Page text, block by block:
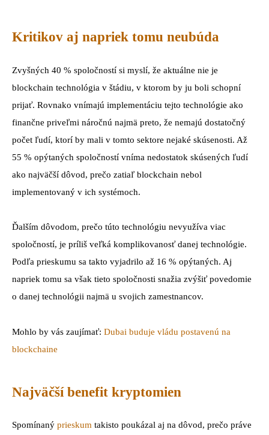
Kritikov aj napriek tomu neubúda
Zvyšných 40 % spoločností si myslí, že aktuálne nie je
blockchain technológia v štádiu, v ktorom by ju boli schopní
prijať. Rovnako vnímajú implementáciu tejto technológie ako
finančne priveľmi náročnú najmä preto, že nemajú dostatočný
počet ľudí, ktorí by mali v tomto sektore nejaké skúsenosti. Až
55 % opýtaných spoločností vníma nedostatok skúsených ľudí
ako najväčší dôvod, prečo zatiaľ blockchain nebol
implementovaný v ich systémoch.
Ďalším dôvodom, prečo túto technológiu nevyužíva viac
spoločností, je príliš veľká komplikovanosť danej technológie.
Podľa prieskumu sa takto vyjadrilo až 16 % opýtaných. Aj
napriek tomu sa však tieto spoločnosti snažia zvýšiť povedomie
o danej technológii najmä u svojich zamestnancov.
Mohlo by vás zaujímať: Dubai buduje vládu postavenú na
blockchaine
Najväčší benefit kryptomien
Spomínaný prieskum takisto poukázal aj na dôvod, prečo práve